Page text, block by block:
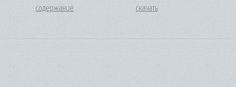
содержание
скачать